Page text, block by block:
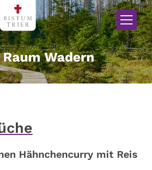
Wadern
Hähnchencurry mit Reis